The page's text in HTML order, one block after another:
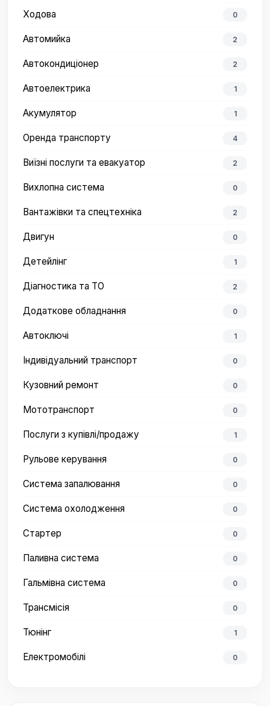
Ходова 0
Автомийка 2
Автокондиціонер 2
Автоелектрика 1
Акумулятор 1
Оренда транспорту 4
Виїзні послуги та евакуатор 2
Вихлопна система 0
Вантажівки та спецтехніка 2
Двигун 0
Детейлінг 1
Діагностика та ТО 2
Додаткове обладнання 0
Автоключі 1
Індивідуальний транспорт 0
Кузовний ремонт 0
Мототранспорт 0
Послуги з купівлі/продажу 1
Рульове керування 0
Система запалювання 0
Система охолодження 0
Стартер 0
Паливна система 0
Гальмівна система 0
Трансмісія 0
Тюнінг 1
Електромобілі 0